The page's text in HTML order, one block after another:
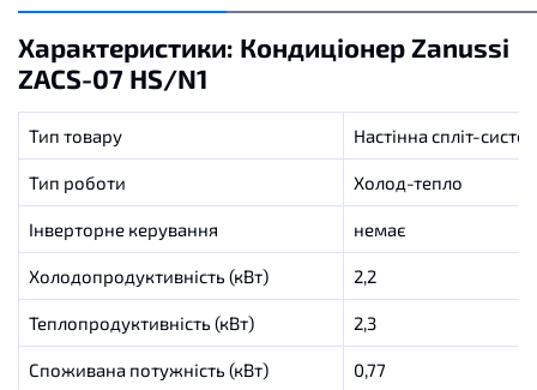
Характеристики: Кондиціонер Zanussi
ZACS-07 HS/N1
Тип товару Настінна спліт-
Тип роботи Холод-тепло
Інверторне керування немає
Холодопродуктивність (кВт) 2,2
Теплопродуктивність (кВт) 2,3
Споживана потужність (кВт) 0,77